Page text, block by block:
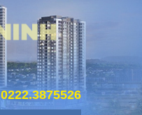
0222.3875526